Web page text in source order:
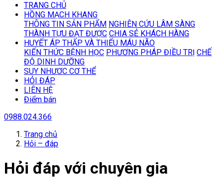
TRANG CHỦ
HỒNG MẠCH KHANG
THÔNG TIN SẢN PHẨM NGHIÊN CỨU LÂM SÀNG
THÀNH TỰU ĐẠT ĐƯỢC CHIA SẺ KHÁCH HÀNG
HUYẾT ÁP THẤP VÀ THIẾU MÁU NÃO
KIẾN THỨC BỆNH HỌC PHƯƠNG PHÁP ĐIỀU TRỊ CHẾ
ĐỘ DINH DƯỠNG
SUY NHƯƠC CƠ THỂ
HỎI ĐÁP
LIÊN HỆ
Điểm bán
0988.024.366
Trang chủ
Hỏi – đáp
Hỏi đáp với chuyên gia